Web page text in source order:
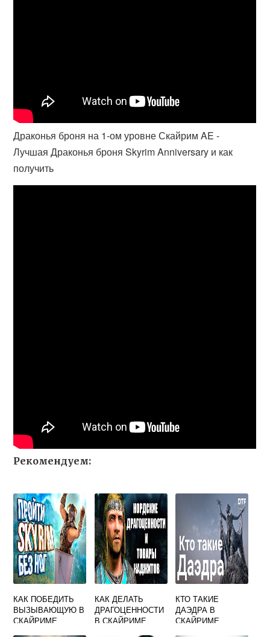
Драконья броня на 1-ом уровне Скайрим AE -
Лучшая Драконья броня Skyrim Anniversary и как
получить
Рекомендуем:
КАК ПОБЕДИТЬ
ВЫЗЫВАЮЩУЮ В
СКАЙРИМЕ
КАК ДЕЛАТЬ
ДРАГОЦЕННОСТИ
В СКАЙРИМЕ
КТО ТАКИЕ
ДАЭДРА В
СКАЙРИМЕ